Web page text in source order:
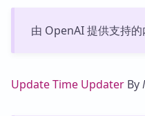
由 OpenAI 提供支持的
Update Time Updater By